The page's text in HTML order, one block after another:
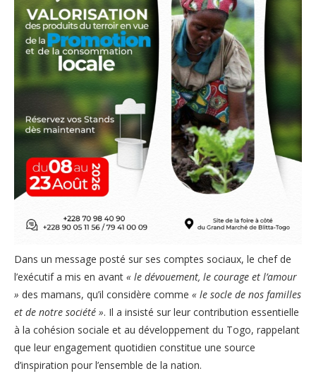
Dans un message posté sur ses comptes sociaux, le chef de
l’exécutif a mis en avant « le dévouement, le courage et l’amour
» des mamans, qu’il considère comme « le socle de nos familles
et de notre société ». Il a insisté sur leur contribution essentielle
à la cohésion sociale et au développement du Togo, rappelant
que leur engagement quotidien constitue une source
d’inspiration pour l’ensemble de la nation.